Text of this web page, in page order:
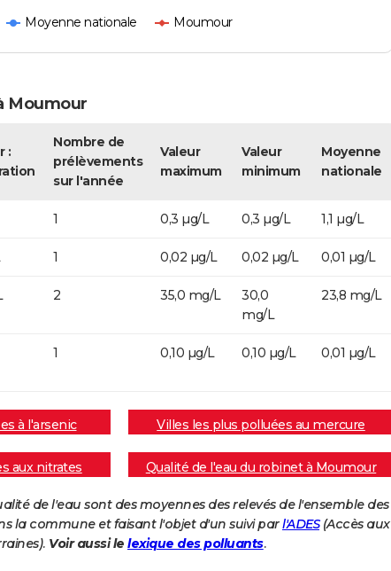
Moyenne nationale Moumour
Moumour
:
Nombre de
prélèvements
sur l'année
Valeur
maximum
Valeur
minimum
Moyenne
nationale
1 0,3 µg/L 0,3 µg/L 1,1 µg/L
1 0,02 µg/L 0,02 µg/L 0,01 µg/L
2 35,0 mg/L
30,0
mg/L
23,8 mg/L
1 0,10 µg/L 0,10 µg/L 0,01 µg/L
à l'arsenic Villes les plus polluées au mercure
aux nitrates Qualité de l'eau du robinet à Moumour
de l'eau sont des moyennes des relevés de l'ensemble des
la commune et faisant l'objet d'un suivi parl'ADES(Accès aux
Voir aussi le lexique des polluants.